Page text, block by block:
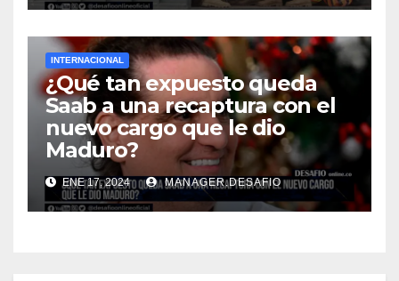
INTERNACIONAL
¿Qué tan expuesto queda
Saab a una recaptura con el
nuevo cargo que le dio
Maduro?
ENE 17, 2024 MANAGER.DESAFIO